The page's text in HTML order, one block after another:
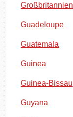
Großbritannien
Guadeloupe
Guatemala
Guinea
Guinea-Bissau
Guyana